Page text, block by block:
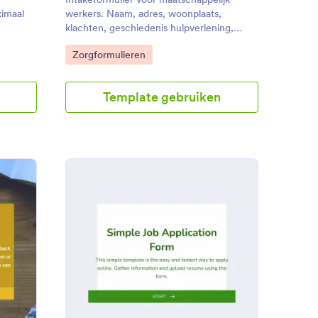
werkers. Naam, adres, woonplaats,
klachten, geschiedenis hulpverlening,
medicatiegebruik.
Go to Category:
Zorgformulieren
Template gebruiken
Feedback Enquêteformulier
Voorbeeld: Eenvoudig